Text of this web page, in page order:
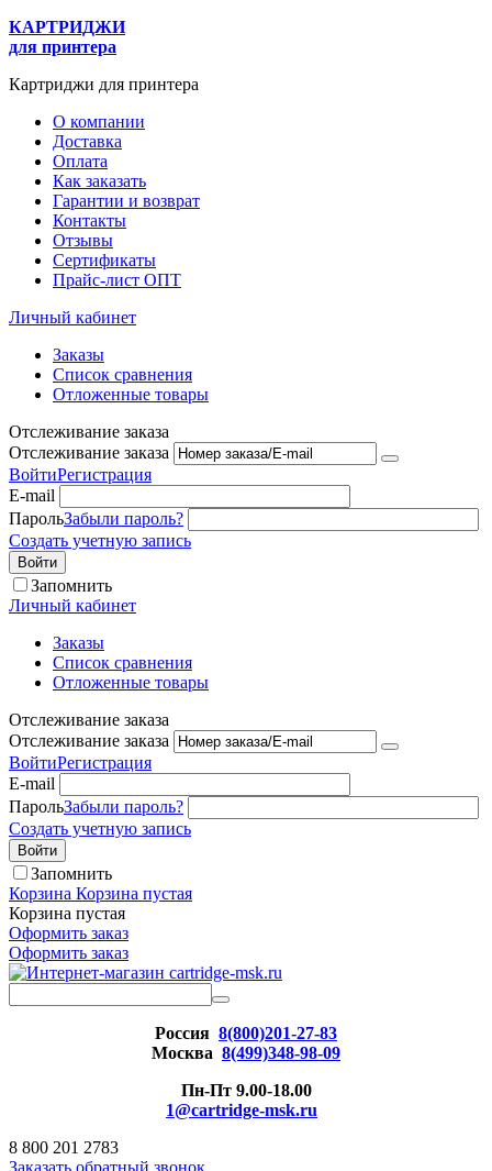
КАРТРИДЖИ
для принтера
Картриджи для принтера
О компании
Доставка
Оплата
Как заказать
Гарантии и возврат
Контакты
Отзывы
Сертификаты
Прайс-лист ОПТ
Личный кабинет
Заказы
Список сравнения
Отложенные товары
Отслеживание заказа
Отслеживание заказа
ВойтиРегистрация
E-mail
ПарольЗабыли пароль?
Создать учетную запись
Войти
Запомнить
Личный кабинет
Заказы
Список сравнения
Отложенные товары
Отслеживание заказа
Отслеживание заказа
ВойтиРегистрация
E-mail
ПарольЗабыли пароль?
Создать учетную запись
Войти
Запомнить
Корзина Корзина пустая
Корзина пустая
Оформить заказ
Оформить заказ
Россия 8(800)201-27-83
Москва 8(499)348-98-09
Пн-Пт 9.00-18.00
1@cartridge-msk.ru
8 800 201 2783
Заказать обратный звонок